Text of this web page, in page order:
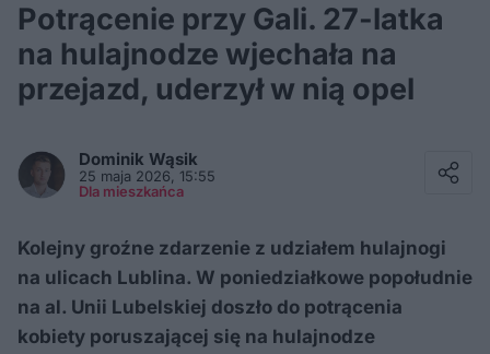
Potrącenie przy Gali. 27-latka
na hulajnodze wjechała na
przejazd, uderzył w nią opel
Dominik Wąsik
25 maja 2026, 15:55
Dla mieszkańca
Kolejny groźne zdarzenie z udziałem hulajnogi
na ulicach Lublina. W poniedziałkowe popołudnie
na al. Unii Lubelskiej doszło do potrącenia
kobiety poruszającej się na hulajnodze